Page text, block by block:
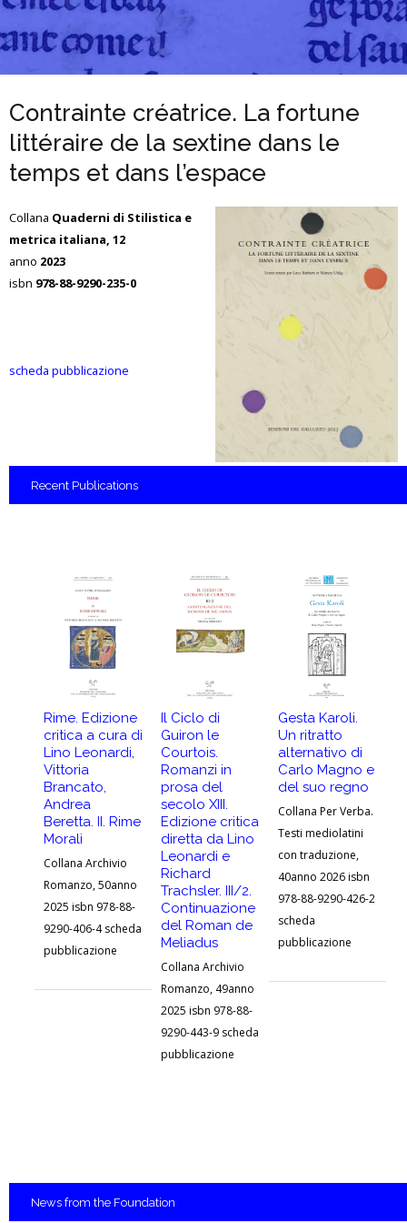
Contrainte créatrice. La fortune
littéraire de la sextine dans le
temps et dans l’espace
Collana Quaderni di Stilistica e
metrica italiana, 12
anno 2023
isbn 978-88-9290-235-0
scheda pubblicazione
Recent Publications
Rime. Edizione
critica a cura di
Lino Leonardi,
Vittoria
Brancato,
Andrea
Beretta. II. Rime
Morali
Collana Archivio
Romanzo, 50anno
2025 isbn 978-88-
9290-406-4 scheda
pubblicazione
Il Ciclo di
Guiron le
Courtois.
Romanzi in
prosa del
secolo XIII.
Edizione critica
diretta da Lino
Leonardi e
Richard
Trachsler. III/2.
Continuazione
del Roman de
Meliadus
Collana Archivio
Romanzo, 49anno
2025 isbn 978-88-
9290-443-9 scheda
pubblicazione
Gesta Karoli.
Un ritratto
alternativo di
Carlo Magno e
del suo regno
Collana Per Verba.
Testi mediolatini
con traduzione,
40anno 2026 isbn
978-88-9290-426-2
scheda
pubblicazione
News from the Foundation